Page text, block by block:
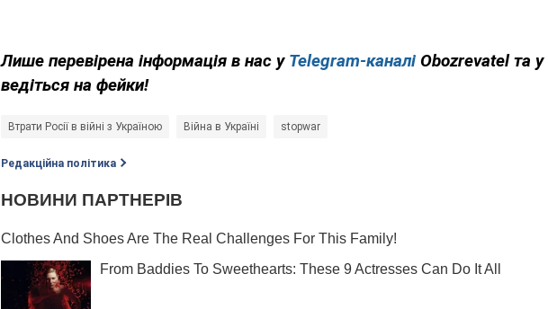
Лише перевірена інформація в нас у Telegram-каналі Obozrevatel та у
ведіться на фейки!
Втрати Росії в війні з Україною Війна в Україні stopwar
Редакційна політика